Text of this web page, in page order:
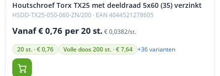
Houtschroef Torx TX25 met deeldraad 5x60 (35) verzinkt
HSDD-TX25-050-060-ZN/200 · EAN 4044521278605
Vanaf € 0,76 per 20 st. € 0,0382/st.
20 st. · € 0,76 Volle doos 200 st. · € 7,64 +36 varianten